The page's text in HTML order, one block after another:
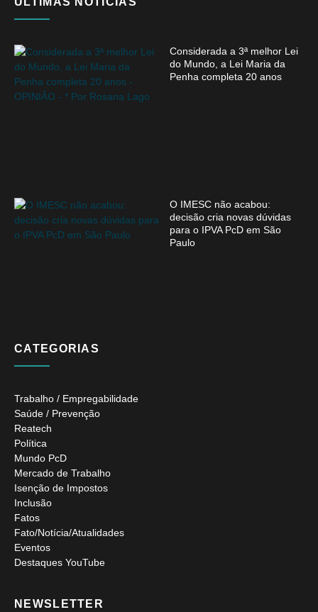
Considerada a 3ª melhor Lei
do Mundo, a Lei Maria da
Penha completa 20 anos
O IMESC não acabou:
decisão cria novas dúvidas
para o IPVA PcD em São
Paulo
CATEGORIAS
Trabalho / Empregabilidade
Saúde / Prevenção
Reatech
Política
Mundo PcD
Mercado de Trabalho
Isenção de Impostos
Inclusão
Fatos
Fato/Notícia/Atualidades
Eventos
Destaques YouTube
NEWSLETTER